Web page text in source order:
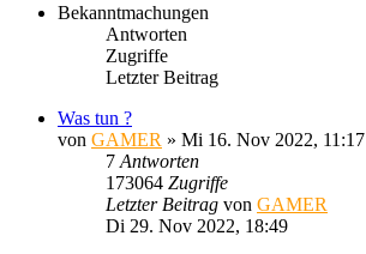
Bekanntmachungen
Antworten
Zugriffe
Letzter Beitrag
Was tun ?
von GAMER » Mi 16. Nov 2022, 11:17
7 Antworten
173064 Zugriffe
Letzter Beitrag von GAMER
Di 29. Nov 2022, 18:49